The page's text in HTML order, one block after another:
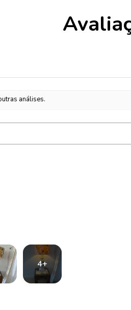
análises.
4+